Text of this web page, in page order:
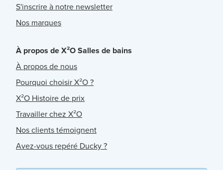
S'inscrire à notre newsletter
Nos marques
À propos de X²O Salles de bains
À propos de nous
Pourquoi choisir X²O ?
X²O Histoire de prix
Travailler chez X²O
Nos clients témoignent
Avez-vous repéré Ducky ?